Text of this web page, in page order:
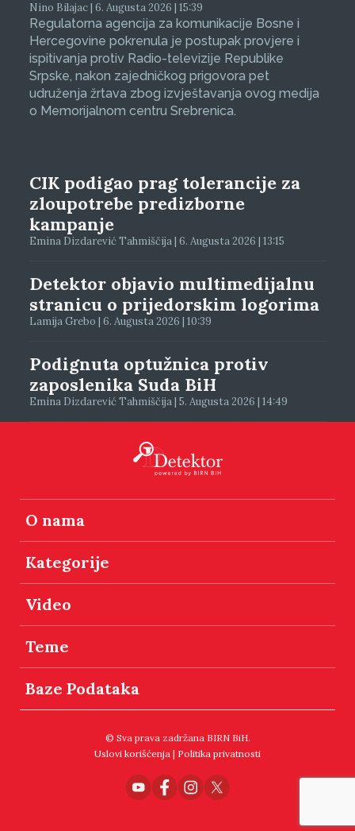
Nino Bilajac | 6. Augusta 2026 | 15:39
Regulatorna agencija za komunikacije Bosne i
Hercegovine pokrenula je postupak provjere i
ispitivanja protiv Radio-televizije Republike
Srpske, nakon zajedničkog prigovora pet
udruženja žrtava zbog izvještavanja ovog medija
o Memorijalnom centru Srebrenica.
CIK podigao prag tolerancije za
zloupotrebe predizborne
kampanje
Emina Dizdarević Tahmiščija | 6. Augusta 2026 | 13:15
Detektor objavio multimedijalnu
stranicu o prijedorskim logorima
Lamija Grebo | 6. Augusta 2026 | 10:39
Podignuta optužnica protiv
zaposlenika Suda BiH
Emina Dizdarević Tahmiščija | 5. Augusta 2026 | 14:49
O nama
Kategorije
Video
Teme
Baze Podataka
© Sva prava zadržana BIRN BiH.
Uslovi korišćenja | Politika privatnosti